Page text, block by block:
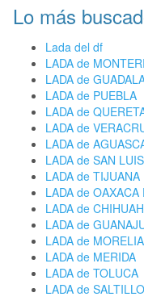
Lo más
Lada del df
LADA de
LADA de
LADA de PUEBLA
LADA de
LADA de
LADA de
LADA de SAN
LADA de TIJUANA
LADA de OAXACA
LADA de
LADA de
LADA de MORELIA
LADA de MERIDA
LADA de TOLUCA
LADA de SALTILLO